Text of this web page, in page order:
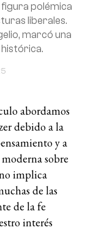
polémica
liberales.
marcó una
abordamos
debido a la
y a
sobre
implica
de las
de la fe
interés